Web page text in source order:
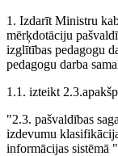
1. Izdarīt Ministru
mērķdotāciju
izglītības pedagogu
pedagogu darba
1.1. izteikt
"2.3. pašvaldības
izdevumu
informācijas sistēmā